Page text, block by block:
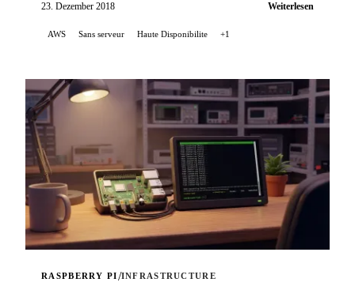
23. Dezember 2018 Weiterlesen
AWS Sans serveur Haute Disponibilite +1
RASPBERRY PI/INFRASTRUCTURE